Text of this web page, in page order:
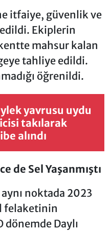
itfaiye, güvenlik ve
Ekiplerin
mahsur kalan
tahliye edildi.
öğrenildi.
yavrusu uydu
takılarak
alındı
de Sel Yaşanmıştı
noktada 2023
felaketinin
dönemde Daylı